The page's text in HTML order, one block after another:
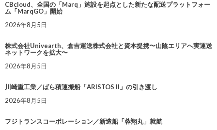
CBcloud、全国の「Marq」施設を起点とした新たな配送プラットフォー
ム「MarqGO」開始
2026年8月5日
株式会社Univearth、倉吉運送株式会社と資本提携〜山陰エリアへ実運送
ネットワークを拡大〜
2026年8月5日
川崎重工業／ばら積運搬船「ARISTOS II」の引き渡し
2026年8月5日
フジトランスコーポレーション／新造船「蓉翔丸」就航